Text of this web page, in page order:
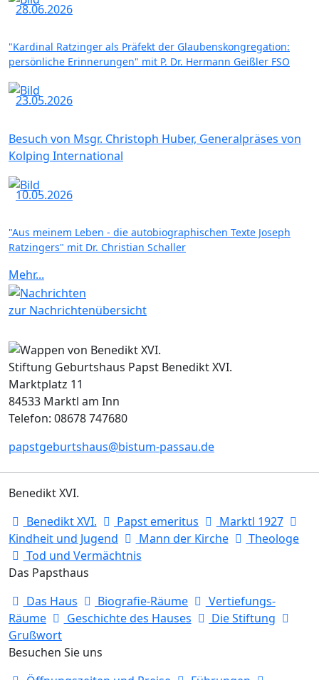
28.06.2026
"Kardinal Ratzinger als Präfekt der Glaubenskongregation:
persönliche Erinnerungen" mit P. Dr. Hermann Geißler FSO
23.05.2026
Besuch von Msgr. Christoph Huber, Generalpräses von
Kolping International
10.05.2026
"Aus meinem Leben - die autobiographischen Texte Joseph
Ratzingers" mit Dr. Christian Schaller
Mehr...
zur Nachrichtenübersicht
Stiftung Geburtshaus Papst Benedikt XVI.
Marktplatz 11
84533 Marktl am Inn
Telefon: 08678 747680
papstgeburtshaus@bistum-passau.de
Benedikt XVI.
Benedikt XVI.
Papst emeritus
Marktl 1927
Kindheit und Jugend
Mann der Kirche
Theologe
Tod und Vermächtnis
Das Papsthaus
Das Haus
Biografie-Räume
Vertiefungs-
Räume
Geschichte des Hauses
Die Stiftung
Grußwort
Besuchen Sie uns